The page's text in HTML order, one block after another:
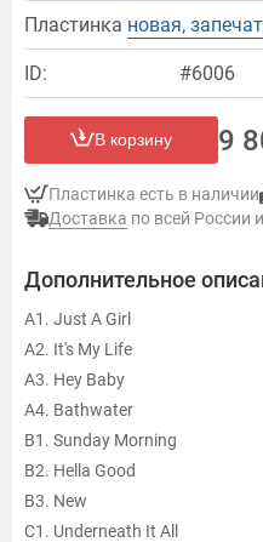
Пластинка новая,
ID: #6006
В корзину 9
Пластинка есть в наличии
Доставка по всей России
Дополнительное
A1. Just A Girl
A2. It's My Life
A3. Hey Baby
A4. Bathwater
B1. Sunday Morning
B2. Hella Good
B3. New
C1. Underneath It All